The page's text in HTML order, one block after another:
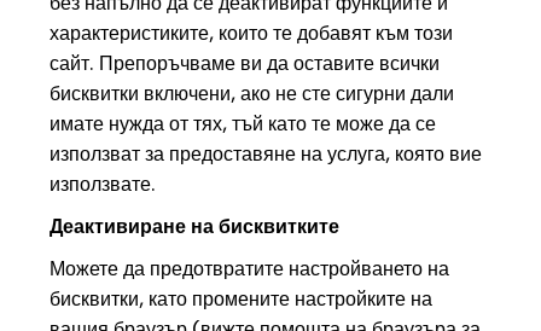
характеристиките, които те добавят към този
сайт. Препоръчваме ви да оставите всички
бисквитки включени, ако не сте сигурни дали
имате нужда от тях, тъй като те може да се
използват за предоставяне на услуга, която вие
използвате.
Деактивиране на бисквитките
Можете да предотвратите настройването на
бисквитки, като промените настройките на